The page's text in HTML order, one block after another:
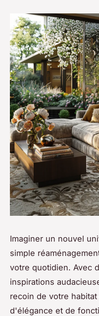
Imaginer un nouvel
simple
votre quotidien. Avec
inspirations
recoin de votre
d'élégance et de